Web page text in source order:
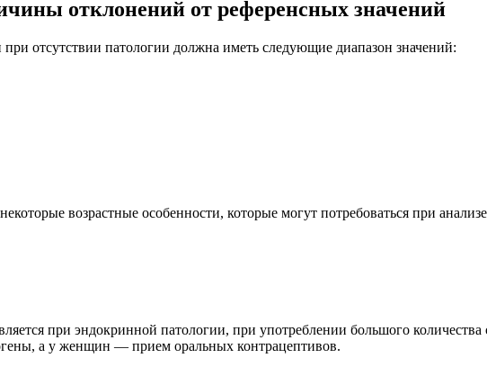
отклонений от референсных значений
отсутствии патологии должна иметь следующие диапазон значений:
возрастные особенности, которые могут потребоваться при
при эндокринной патологии, при употреблении большого
а у женщин — прием оральных контрацептивов.